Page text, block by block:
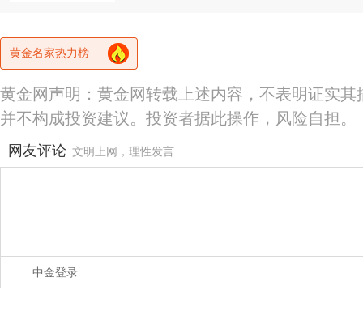
黄金名家热力榜
黄金网声明：黄金网转载上述内容，不表明证实
并不构成投资建议。投资者据此操作，风险自担。
网友评论 文明上网，理性发言
中金登录